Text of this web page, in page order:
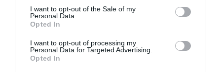
consent section.
I want to opt-out of the Sale of my
Personal Data.
Opted In
I want to opt-out of processing my
Personal Data for Targeted Advertising.
Opted In
18:36 | 05 Αυγούστου 2026